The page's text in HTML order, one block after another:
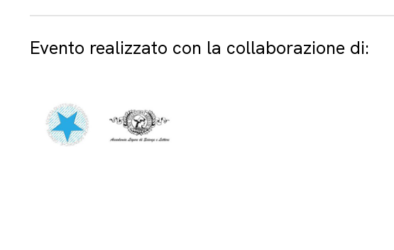
Evento realizzato con la collaborazione di: